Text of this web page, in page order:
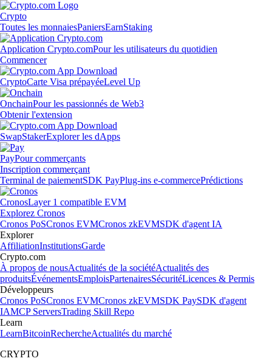
Crypto
Toutes les monnaiesPaniersEarnStaking
Application Crypto.comPour les utilisateurs du quotidien
Commencer
CryptoCarte Visa prépayéeLevel Up
OnchainPour les passionnés de Web3
Obtenir l'extension
SwapStakerExplorer les dApps
PayPour commerçants
Inscription commerçant
Terminal de paiementSDK PayPlug-ins e-commercePrédictions
CronosLayer 1 compatible EVM
Explorez Cronos
Cronos PoSCronos EVMCronos zkEVMSDK d'agent IA
Explorer
AffiliationInstitutionsGarde
Crypto.com
À propos de nousActualités de la sociétéActualités des
produitsÉvénementsEmploisPartenairesSécuritéLicences & Permis
Développeurs
Cronos PoSCronos EVMCronos zkEVMSDK PaySDK d'agent
IAMCP ServersTrading Skill Repo
Learn
LearnBitcoinRechercheActualités du marché
CRYPTO